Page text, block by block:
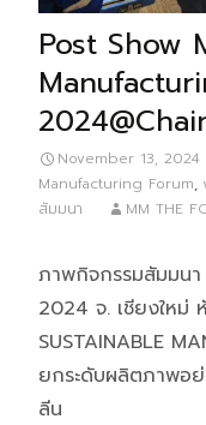
Post Show
November 13, 2024
Manufacturing Forum,
สัมมนา
MM THE
ภาพกิจกรรมสัมมน
2024 จ. เชียงใหม่
SUSTAINABLE
ยกระดับผลิตภาพอ
ลีน